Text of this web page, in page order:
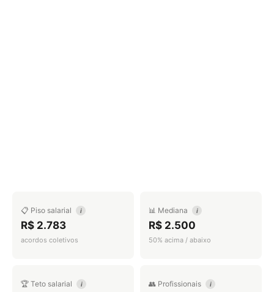
📋 Piso salarial i
R$ 2.783
acordos coletivos
📊 Mediana i
R$ 2.500
50% acima / abaixo
🏆 Teto salarial i 👥 Profissionais i